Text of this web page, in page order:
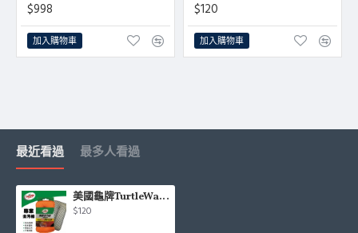
$998
加入購物車
$120
加入購物車
最近看過 最多人看過
美國龜牌TurtleWax TW149 專業去污棉(柏油/蟲屍/車身重垢)
$120